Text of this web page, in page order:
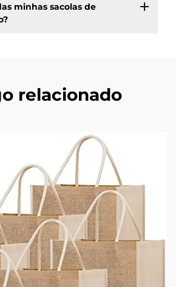
minhas sacolas de
relacionado